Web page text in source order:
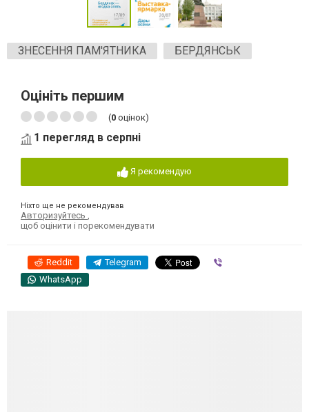
ЗНЕСЕННЯ ПАМ'ЯТНИКА БЕРДЯНСЬК
Оцініть першим
(0 оцінок)
1 перегляд в серпні
Я рекомендую
Ніхто ще не рекомендував
Авторизуйтесь
щоб оцінити і порекомендувати
Reddit Telegram
WhatsApp